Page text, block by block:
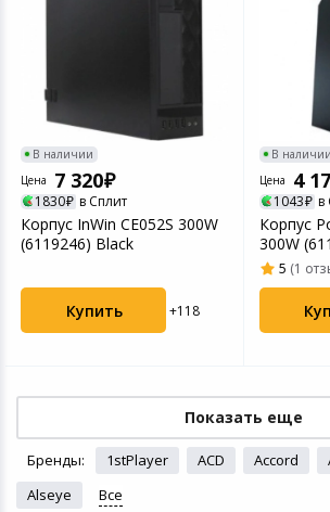
В наличии
Цена
7 320
1830 в Сплит
Корпус InWin CE052S 300W
(6119246) Black
Купить +118
В наличии
Цена
4
1043 в
Корпус
300W
5 (1
Показать еще
Бренды: 1stPlayer ACD Accord
Alseye
Все